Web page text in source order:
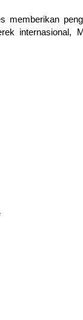
memberikan
internasional,